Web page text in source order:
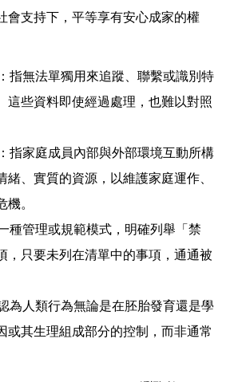
會支持下，平等享有安心成家的權
指無法單獨用來追蹤、聯繫或識別特
這些資料即使經過處理，也難以對照
指家庭成員內部與外部環境互動所構
緒、實質的資源，以維護家庭運作、
。
種管理或規範模式，明確列舉「禁
，只要未列在清單中的事項，通通被
為人類行為無論是在胚胎發育還是學
或其生理組成部分的控制，而非通常